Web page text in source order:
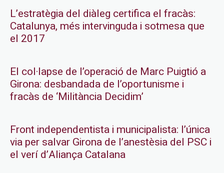
L’estratègia del diàleg certifica el fracàs:
Catalunya, més intervinguda i sotmesa que
el 2017
El col·lapse de l’operació de Marc Puigtió a
Girona: desbandada de l’oportunisme i
fracàs de ‘Militància Decidim’
Front independentista i municipalista: l’única
via per salvar Girona de l’anestèsia del PSC i
el verí d’Aliança Catalana